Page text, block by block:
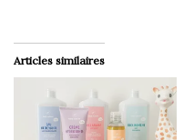
Articles similaires